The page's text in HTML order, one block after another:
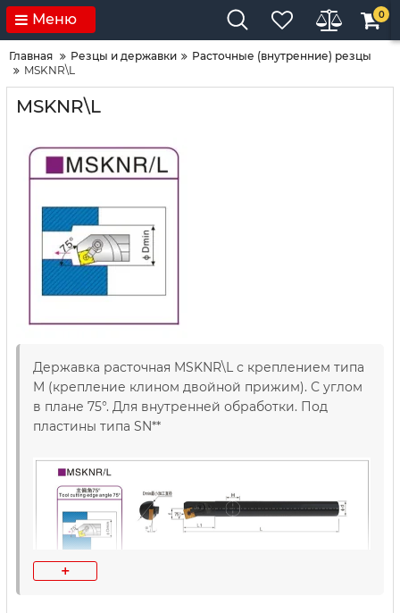
Меню 0
Главная Резцы и державки
Расточные (внутренние) резцы
MSKNR\L
MSKNR\L
Державка расточная MSKNR\L с креплением типа
M (крепление клином двойной прижим). С углом
в плане 75°. Для внутренней обработки. Под
пластины типа SN**
+